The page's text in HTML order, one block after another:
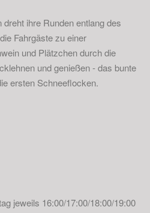
ihre Runden entlang des
Fahrgäste zu einer
und Plätzchen durch die
und genießen - das bunte
ersten Schneeflocken.
jeweils 16:00/17:00/18:00/19:00